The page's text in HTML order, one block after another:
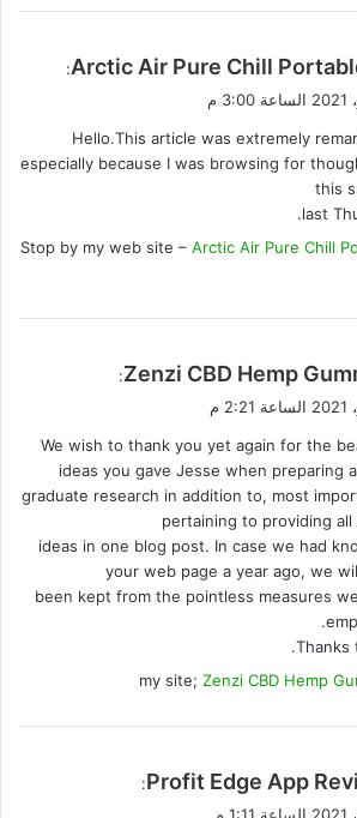
Arctic Air Pure Chill
:
Hello.This article was extremely
especially because I was browsing for
this
last
Stop by my web site – Arctic Air Pure Chill
Zenzi CBD Hemp
:
We wish to thank you yet again for the
ideas you gave Jesse when preparing
graduate research in addition to, most
pertaining to providing
ideas in one blog post. In case we had
your web page a year ago, we
been kept from the pointless measures
Thanks
my site; Zenzi CBD Hemp
Profit Edge App
: